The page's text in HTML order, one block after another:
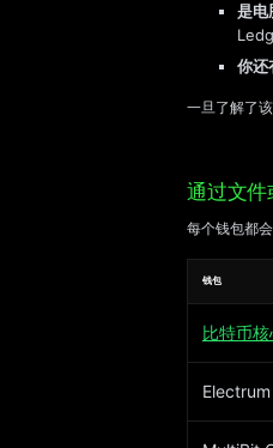
是电
你还
一旦了解了
通过文件
每个钱包都
钱包
比特币核
Electrum